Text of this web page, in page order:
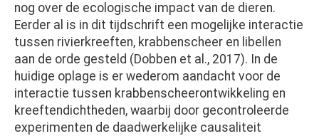
nog over de ecologische impact van de dieren.
Eerder al is in dit tijdschrift een mogelijke interactie
tussen rivierkreeften, krabbenscheer en libellen
aan de orde gesteld (Dobben et al., 2017). In de
huidige oplage is er wederom aandacht voor de
interactie tussen krabbenscheerontwikkeling en
kreeftendichtheden, waarbij door gecontroleerde
experimenten de daadwerkelijke causaliteit